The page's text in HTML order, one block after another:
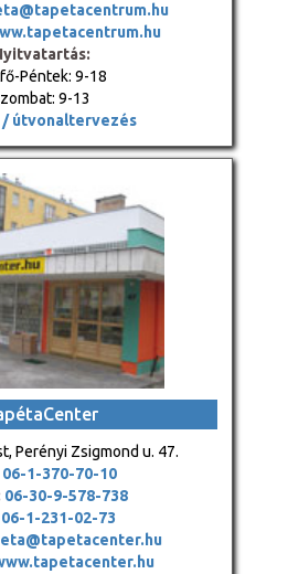
Péntek: 9-18
9-13
/ útvonaltervezés
Perényi Zsigmond u. 47.
06-1-370-70-10
06-30-9-578-738
06-1-231-02-73